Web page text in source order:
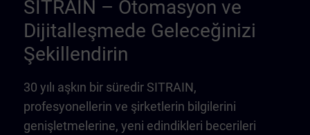
SITRAIN – Otomasyon ve
Dijitalleşmede Geleceğinizi
Şekillendirin
30 yılı aşkın bir süredir SITRAIN,
profesyonellerin ve şirketlerin bilgilerini
genişletmelerine, yeni edindikleri becerileri